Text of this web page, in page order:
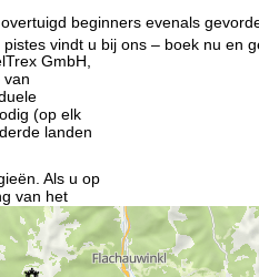
GmbH,
van
(op elk
landen
Als u op
van het
beginners evenals
vindt u bij ons – boek nu en